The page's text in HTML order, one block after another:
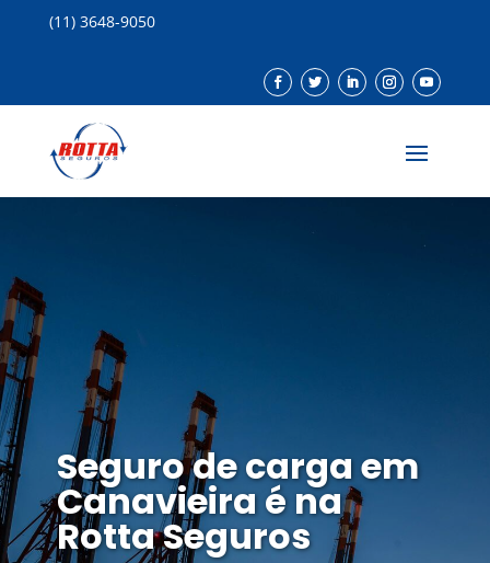
(11) 3648-9050
Seguro de carga em
Canavieira é na
Rotta Seguros